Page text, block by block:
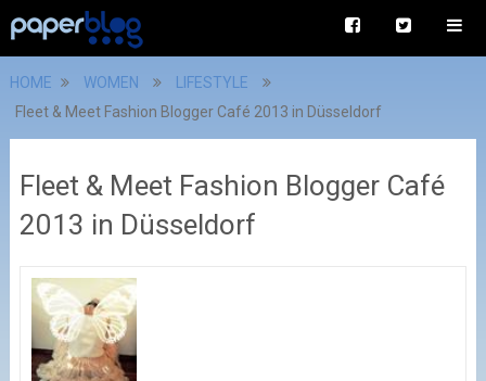
HOME WOMEN
LIFESTYLE
Fleet & Meet Fashion Blogger Café 2013 in Düsseldorf
Fleet & Meet Fashion Blogger Café
2013 in Düsseldorf